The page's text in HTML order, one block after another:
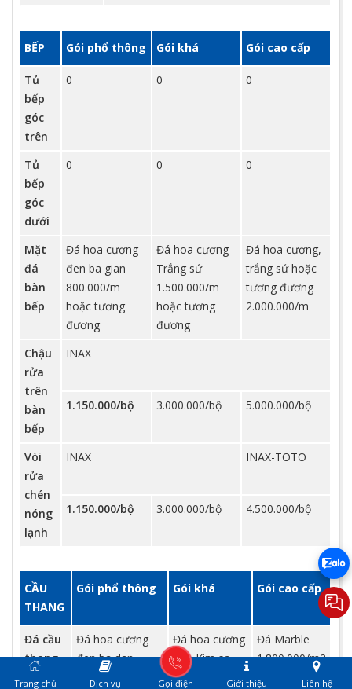
BẾP Gói phổ thông Gói khá Gói cao cấp
Tủ
bếp
góc
trên
0 0 0
Tủ
bếp
góc
dưới
0 0 0
Mặt
đá
bàn
bếp
Đá hoa cương
đen ba gian
800.000/m
hoặc tương
đương
Đá hoa cương
Trắng sứ
1.500.000/m
hoặc tương
đương
Đá hoa cương,
trắng sứ hoặc
tương đương
2.000.000/m
Chậu
rửa
trên
bàn
bếp
INAX
1.150.000/bộ 3.000.000/bộ 5.000.000/bộ
Vòi
rửa
chén
nóng
lạnh
INAX INAX-TOTO
1.150.000/bộ 3.000.000/bộ 4.500.000/bộ
CẦU
THANG
Gói phổ thông Gói khá Gói cao cấp
Đá cầu
thang
Đá hoa cương
đen ba dan
800.000/m2
Đá hoa cương
đen Kim sa
1.200.000/m2
Đá Marble
1.800.000/m2
Trang chủ Dịch vụ Gọi điện Giới thiệu Liên hệ